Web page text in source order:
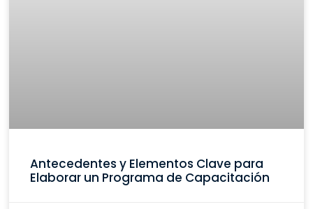
Antecedentes y Elementos Clave para
Elaborar un Programa de Capacitación